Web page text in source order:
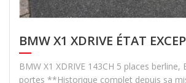
BMW X1 XDRIVE ÉTAT
BMW X1 XDRIVE 143CH 5 places berline,
portes **Historique complet depuis sa